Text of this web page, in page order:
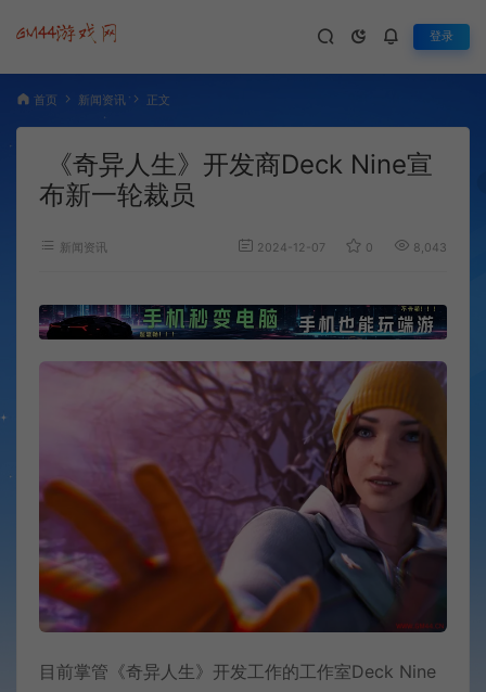
登录
首页 新闻资讯 正文
《奇异人生》开发商Deck Nine宣
布新一轮裁员
新闻资讯 2024-12-07 0 8,043
目前掌管《奇异人生》开发工作的工作室Deck Nine